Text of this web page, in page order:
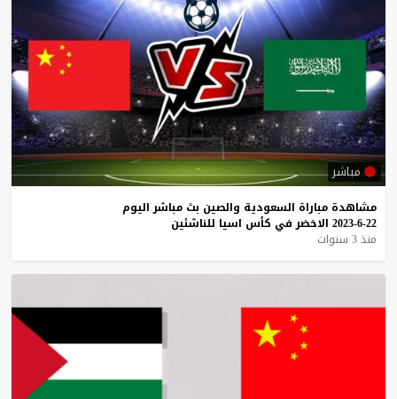
مباشر
مشاهدة مباراة السعودية والصين بث مباشر اليوم
22-6-2023
الاخضر في كأس اسيا للناشئين
منذ 3 سنوات